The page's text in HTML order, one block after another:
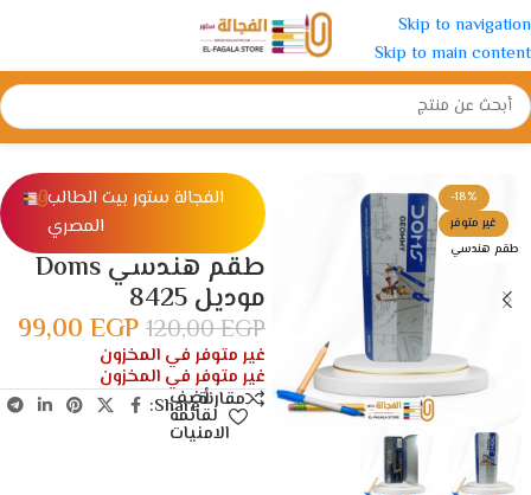
Skip to navigation
Skip to main content
الرئيسية/ادوات مدرسية/أطقم هندسة
-18%
غير متوفر
طقم هندسي
الفجالة ستور بيت الطالب
المصري
طقم هندسي Doms
موديل 8425
120,00EGP
99,00 EGP
غير متوفر في المخزون
غير متوفر في المخزون
مقارنةأضف
لقائمة
الامنيات
Share: